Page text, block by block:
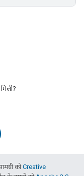
कोCreative